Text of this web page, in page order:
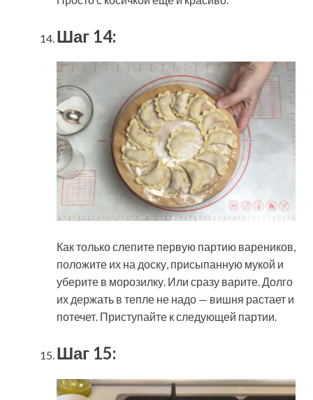
Шаг 14:
Как только слепите первую партию вареников,
положите их на доску, присыпанную мукой и
уберите в морозилку. Или сразу варите. Долго
их держать в тепле не надо — вишня растает и
потечет. Приступайте к следующей партии.
Шаг 15: